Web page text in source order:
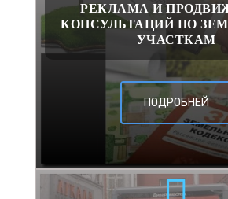
РЕКЛАМА И
КОНСУЛЬТАЦИЙ ПО
УЧАСТКАМ
ПОДРОБНЕЙ